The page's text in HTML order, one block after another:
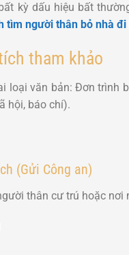
kỳ dấu hiệu bất
tìm người thân bỏ nhà đi
tham khảo
loại văn bản: Đơn trình
hội, báo chí).
(Gửi Công an)
thân cư trú hoặc